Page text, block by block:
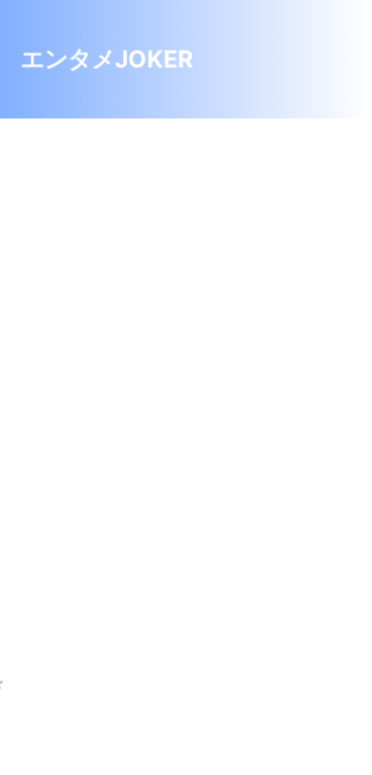
エンタメJOKER